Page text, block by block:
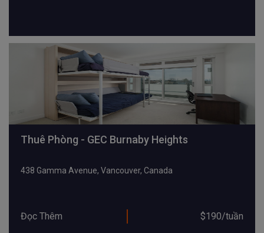
Thuê Phòng - GEC Burnaby Heights
438 Gamma Avenue, Vancouver, Canada
Đọc Thêm $190/tuần